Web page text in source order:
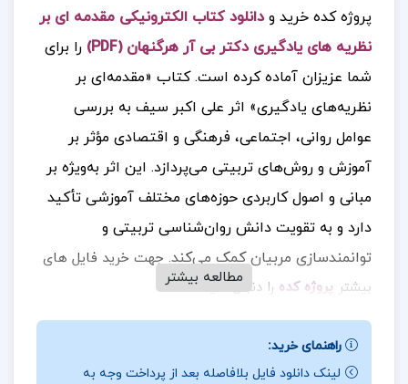
پروژه کده خرید و دانلود کتاب الکترونیکی مقدمه ای بر
نظریه های یادگیری دکتر بی آر هرگنهان (PDF)
را برای
شما عزیزان آماده کرده است.کتاب «مقدمه‌ای بر
نظریه‌های یادگیری» اثر علی اکبر سیف به بررسی
عوامل روانی، اجتماعی، فرهنگی و اقتصادی مؤثر بر
آموزش و روش‌های تربیتی می‌پردازد. این اثر به‌ویژه بر
مبانی و اصول کاربردی حوزه‌های مختلف آموزشی تأکید
دارد و به تقویت دانش روان‌شناسی تربیتی و
توانمندسازی مربیان کمک می‌کند. جهت خرید فایل های
بیشتر پروژه کده را دنبال کنید.
درباره نویسنده کتابمقدمه ای بر نظریه های یادگیری
مطالعه بیشتر
راهنمای خرید:
لینک دانلود فایل بلافاصله بعد از پرداخت وجه به